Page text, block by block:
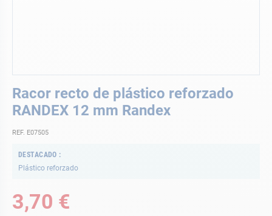
Racor recto de plástico reforzado
RANDEX 12 mm Randex
REF. E07505
DESTACADO
Plástico reforzado
3,70 €
al
comienzo
de
la
de
imágenes